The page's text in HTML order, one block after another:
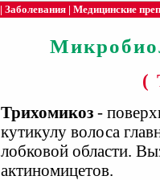
| Заболевания | Медицинские
(
Трихомикоз -
кутикулу волоса
лобковой области.
актиномицетов.